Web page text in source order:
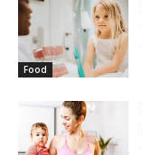
Food